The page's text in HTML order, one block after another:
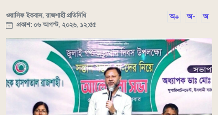
ওয়াসিফ ইকবাল, রাজশাহী প্রতিনিধি
প্রকাশ: ০৬ আগস্ট, ২০২৬, ১২:৫৫
অ+ অ- অ